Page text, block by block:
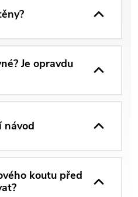
Je opravdu
návod
koutu před